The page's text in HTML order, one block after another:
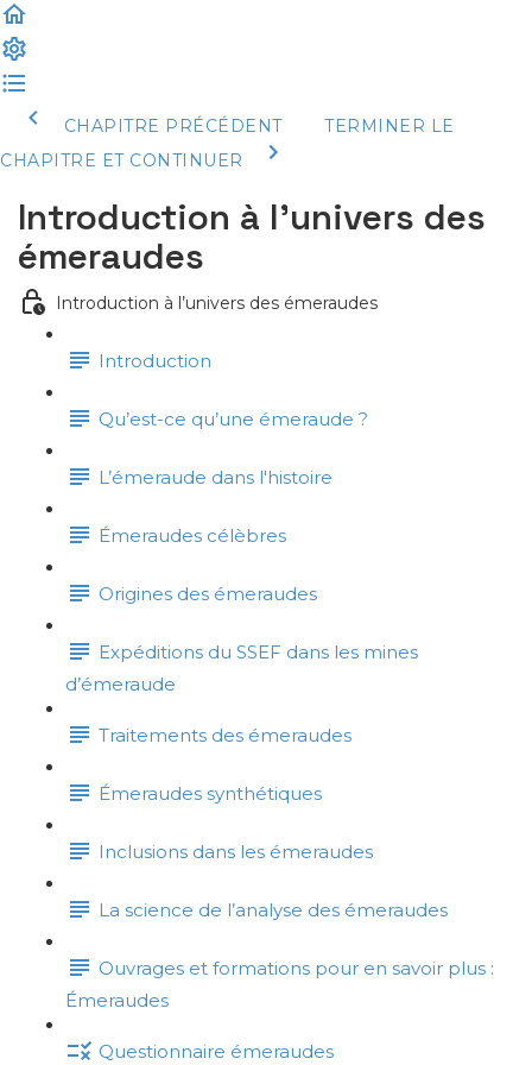
CHAPITRE PRÉCÉDENT
TERMINER LE
CHAPITRE ET CONTINUER
Introduction à l’univers des
émeraudes
Introduction à l’univers des émeraudes
Introduction
Qu’est-ce qu’une émeraude ?
L’émeraude dans l'histoire
Émeraudes célèbres
Origines des émeraudes
Expéditions du SSEF dans les mines
d’émeraude
Traitements des émeraudes
Émeraudes synthétiques
Inclusions dans les émeraudes
La science de l’analyse des émeraudes
Ouvrages et formations pour en savoir plus :
Émeraudes
Questionnaire émeraudes